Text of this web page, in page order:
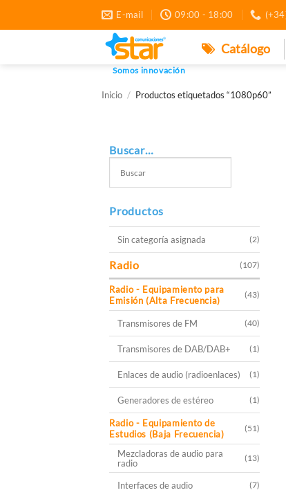
contenido
E-mail 09:00 - 18:00
Somos innovación
Catálogo
Inicio / Productos etiquetados “1080p60”
Buscar…
Productos
Sin categoría asignada (2)
Radio (107)
Radio - Equipamiento para
Emisión (Alta Frecuencia)
(43)
Transmisores de FM (40)
Transmisores de DAB/DAB+ (1)
Enlaces de audio (radioenlaces) (1)
Generadores de estéreo (1)
Radio - Equipamiento de
Estudios (Baja Frecuencia)
(51)
Mezcladoras de audio para
radio
(13)
Interfaces de audio (7)